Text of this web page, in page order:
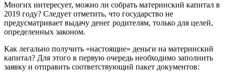
Многих интересует, можно ли собрать материнский капитал в
2019 году? Следует отметить, что государство не
предусматривает выдачу денег родителям, только для целей,
определенных законом.
Как легально получить «настоящие» деньги на материнский
капитал? Для этого в первую очередь необходимо заполнить
заявку и отправить соответствующий пакет документов: